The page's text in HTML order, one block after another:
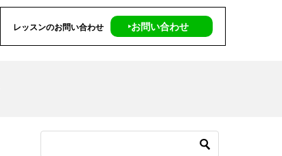
レッスンのお問い合わせ ‣お問い合わせ